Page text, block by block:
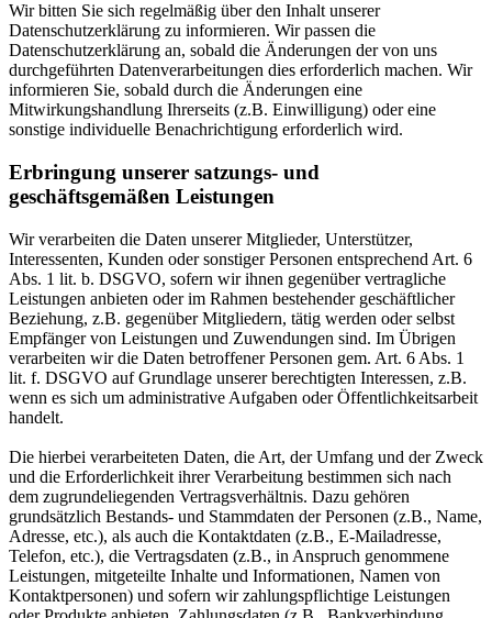
Wir bitten Sie sich regelmäßig über den Inhalt unserer
Datenschutzerklärung zu informieren. Wir passen die
Datenschutzerklärung an, sobald die Änderungen der von uns
durchgeführten Datenverarbeitungen dies erforderlich machen. Wir
informieren Sie, sobald durch die Änderungen eine
Mitwirkungshandlung Ihrerseits (z.B. Einwilligung) oder eine
sonstige individuelle Benachrichtigung erforderlich wird.
Erbringung unserer satzungs- und
geschäftsgemäßen Leistungen
Wir verarbeiten die Daten unserer Mitglieder, Unterstützer,
Interessenten, Kunden oder sonstiger Personen entsprechend Art. 6
Abs. 1 lit. b. DSGVO, sofern wir ihnen gegenüber vertragliche
Leistungen anbieten oder im Rahmen bestehender geschäftlicher
Beziehung, z.B. gegenüber Mitgliedern, tätig werden oder selbst
Empfänger von Leistungen und Zuwendungen sind. Im Übrigen
verarbeiten wir die Daten betroffener Personen gem. Art. 6 Abs. 1
lit. f. DSGVO auf Grundlage unserer berechtigten Interessen, z.B.
wenn es sich um administrative Aufgaben oder Öffentlichkeitsarbeit
handelt.
Die hierbei verarbeiteten Daten, die Art, der Umfang und der Zweck
und die Erforderlichkeit ihrer Verarbeitung bestimmen sich nach
dem zugrundeliegenden Vertragsverhältnis. Dazu gehören
grundsätzlich Bestands- und Stammdaten der Personen (z.B., Name,
Adresse, etc.), als auch die Kontaktdaten (z.B., E-Mailadresse,
Telefon, etc.), die Vertragsdaten (z.B., in Anspruch genommene
Leistungen, mitgeteilte Inhalte und Informationen, Namen von
Kontaktpersonen) und sofern wir zahlungspflichtige Leistungen